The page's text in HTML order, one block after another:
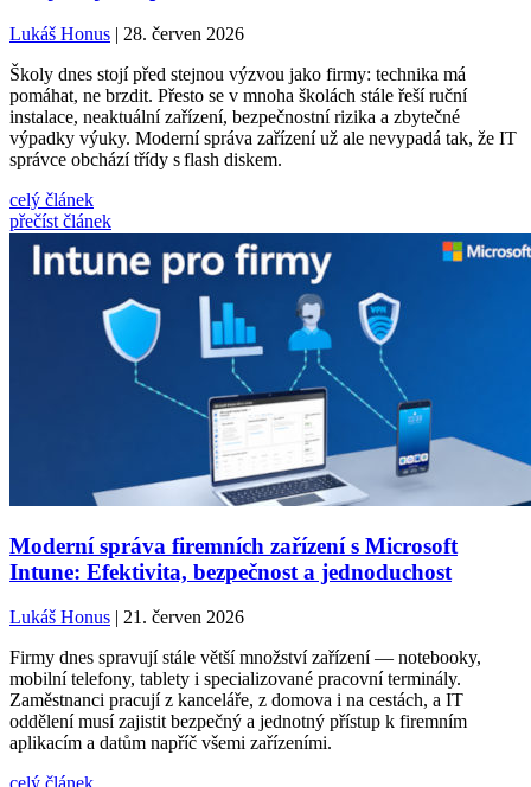
Lukáš Honus | 28. červen 2026
Školy dnes stojí před stejnou výzvou jako firmy: technika má
pomáhat, ne brzdit. Přesto se v mnoha školách stále řeší ruční
instalace, neaktuální zařízení, bezpečnostní rizika a zbytečné
výpadky výuky. Moderní správa zařízení už ale nevypadá tak, že IT
správce obchází třídy s flash diskem.
celý článek
přečíst článek
Moderní správa firemních zařízení s Microsoft
Intune: Efektivita, bezpečnost a jednoduchost
Lukáš Honus | 21. červen 2026
Firmy dnes spravují stále větší množství zařízení — notebooky,
mobilní telefony, tablety i specializované pracovní terminály.
Zaměstnanci pracují z kanceláře, z domova i na cestách, a IT
oddělení musí zajistit bezpečný a jednotný přístup k firemním
aplikacím a datům napříč všemi zařízeními.